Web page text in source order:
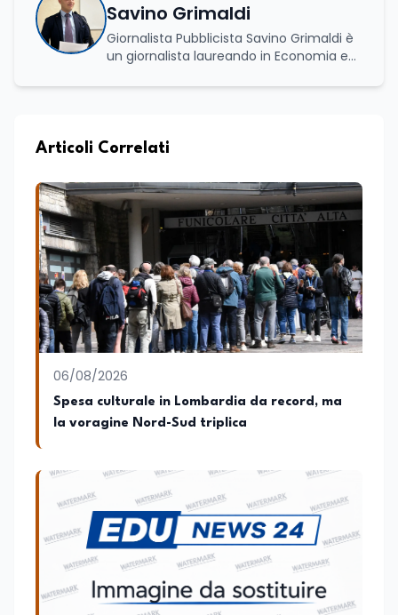
Savino Grimaldi
Giornalista Pubblicista Savino Grimaldi è
un giornalista laureando in Economia e
maturata nel settore della formazione.
professionale, distinguendosi per una
attive del lavoro e delle dinamiche che
legano istruzione, occupazione e
sviluppo delle competenze. Alla
preparazione economica e professionale
affianca una grande passione per la
lettura e per il giornalismo, che ne
arricchiscono il profilo umano e
culturale. Spazia con disinvoltura tra
diverse tematiche, offrendo sempre il
proprio punto di vista con equilibrio,
sensibilità e spirito critico.
Articoli Correlati
06/08/2026
Spesa culturale in Lombardia da record, ma
la voragine Nord-Sud triplica